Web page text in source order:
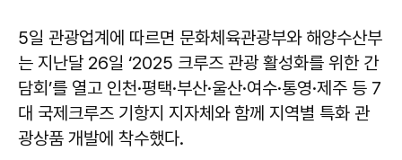
5일 관광업계에 따르면 문화체육관광부와 해양수산부
는 지난달 26일 ‘2025 크루즈 관광 활성화를 위한 간
담회’를 열고 인천·평택·부산·울산·여수·통영·제주 등 7
대 국제크루즈 기항지 지자체와 함께 지역별 특화 관
광상품 개발에 착수했다.